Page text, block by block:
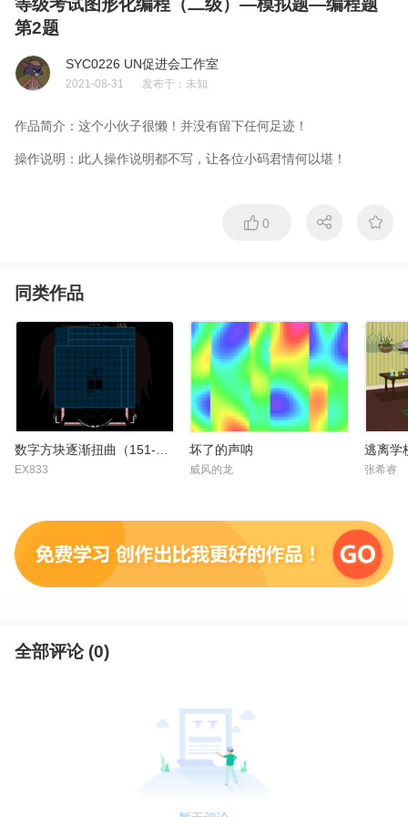
等级考试图形化编程（二级）—模拟题—编程题
第2题
SYC0226 UN促进会工作室
2021-08-31 发布于： 未知
作品简介： 这个小伙子很懒！并没有留下任何足迹！
操作说明： 此人操作说明都不写，让各位小码君情何以堪！
0
同类作品
EX833
坏了的声呐
威风的龙
逃离学
张希睿
全部评论 (0)